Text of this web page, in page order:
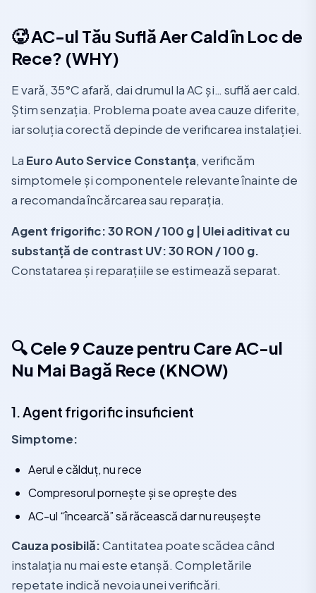
🥵 AC-ul Tău Suflă Aer Cald în Loc de
Rece? (WHY)
E vară, 35°C afară, dai drumul la AC și… suflă aer cald.
Știm senzația. Problema poate avea cauze diferite,
iar soluția corectă depinde de verificarea instalației.
La Euro Auto Service Constanța, verificăm
simptomele și componentele relevante înainte de
a recomanda încărcarea sau reparația.
Agent frigorific: 30 RON / 100 g | Ulei aditivat cu
substanță de contrast UV: 30 RON / 100 g.
Constatarea și reparațiile se estimează separat.
🔍 Cele 9 Cauze pentru Care AC-ul
Nu Mai Bagă Rece (KNOW)
1. Agent frigorific insuficient
Simptome:
Aerul e călduț, nu rece
Compresorul pornește și se oprește des
AC-ul “încearcă” să răcească dar nu reușește
Cauza posibilă:Cantitatea poate scădea când
instalația nu mai este etanșă. Completările
repetate indică nevoia unei verificări.